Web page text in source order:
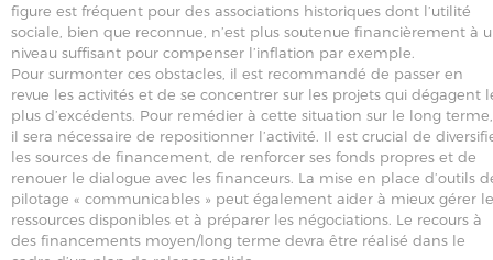
figure est fréquent pour des associations historiques dont l’utilité
sociale, bien que reconnue, n’est plus soutenue financièrement à
niveau suffisant pour compenser l’inflation par exemple.
Pour surmonter ces obstacles, il est recommandé de passer en
revue les activités et de se concentrer sur les projets qui dégagent
plus d’excédents. Pour remédier à cette situation sur le long terme,
il sera nécessaire de repositionner l’activité. Il est crucial de
les sources de financement, de renforcer ses fonds propres et de
renouer le dialogue avec les financeurs. La mise en place d’outils
pilotage « communicables » peut également aider à mieux gérer
ressources disponibles et à préparer les négociations. Le recours à
des financements moyen/long terme devra être réalisé dans le